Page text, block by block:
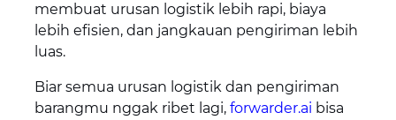
membuat urusan logistik lebih rapi, biaya
lebih efisien, dan jangkauan pengiriman lebih
luas.
Biar semua urusan logistik dan pengiriman
barangmu nggak ribet lagi, forwarder.ai bisa